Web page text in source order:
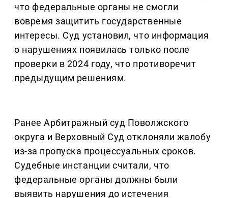
что федеральные органы не смогли
вовремя защитить государственные
интересы. Суд установил, что информация
о нарушениях появилась только после
проверки в 2024 году, что противоречит
предыдущим решениям.
Ранее Арбитражный суд Поволжского
округа и Верховный Суд отклоняли жалобу
из-за пропуска процессуальных сроков.
Судебные инстанции считали, что
федеральные органы должны были
выявить нарушения до истечения